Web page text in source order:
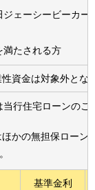
ジェーシービーカー
満たされる方
資金は対象外とな
当行住宅ローンのご
かの無担保ローン
基準金利